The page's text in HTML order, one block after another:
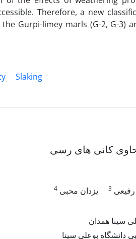
Therefore, a new
Gurpi-limey marls (G-2, G-3)
Slaking
کانی های رسی
رفیعی 3 یزدان محبی 4
سینا همدان
بوعلی سینا